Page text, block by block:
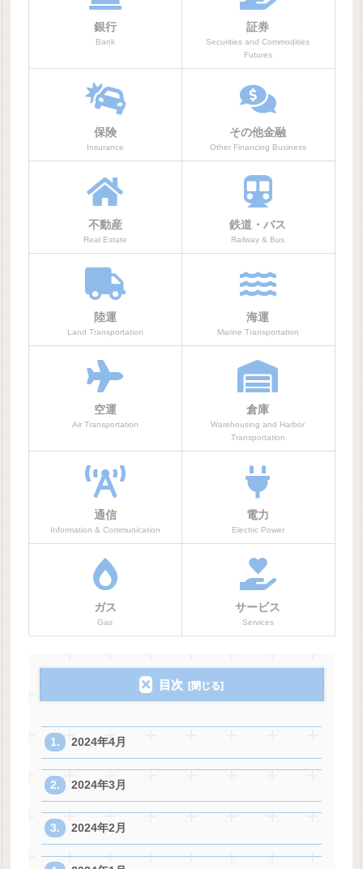
銀行
Bank
証券
Securities and Commodities
Futures
保険
Insurance
その他金融
Other Financing Business
不動産
Real Estate
鉄道・バス
Railway & Bus
陸運
Land Transportation
海運
Marine Transportation
空運
Air Transportation
倉庫
Warehousing and Harbor
Transportation
通信
Information & Communication
電力
Electric Power
ガス
Gas
サービス
Services
目次
2024年4月
2024年3月
2024年2月